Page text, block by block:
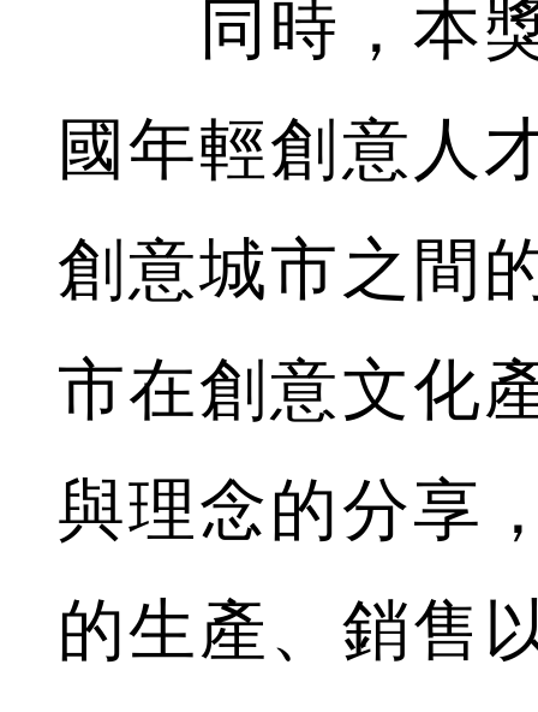
同時，本獎
國年輕創意人
創意城市之間
市在創意文化
與理念的分享
的生產、銷售